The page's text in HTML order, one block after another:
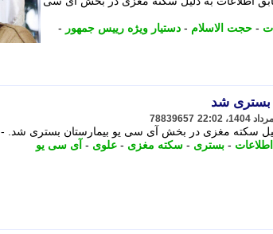
- حجت الاسلام - دستیار ویژه رییس جمهور -
بستری شد
78839657
سکته مغزی در بخش آی سی یو بیمارستان بستری شد. -
- بستری - سکته مغزی - علوی - آی سی یو